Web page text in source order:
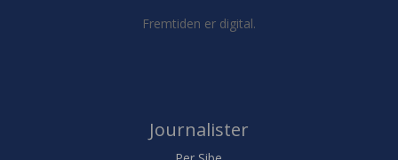
Fremtiden er digital.
Journalister